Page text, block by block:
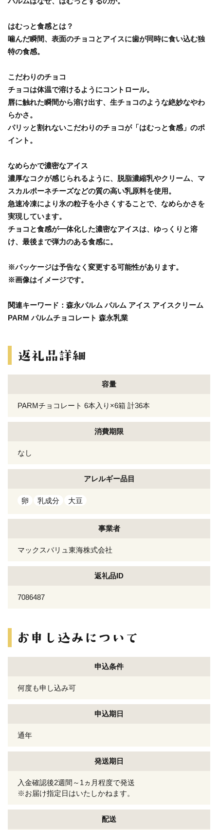
はむっと食感とは？
噛んだ瞬間、表面のチョコとアイスに歯が同時に食い込む独
特の食感。
こだわりのチョコ
チョコは体温で溶けるようにコントロール。
唇に触れた瞬間から溶け出す、生チョコのような絶妙なやわ
らかさ。
パリッと割れないこだわりのチョコが「はむっと食感」のポ
イント。
なめらかで濃密なアイス
濃厚なコクが感じられるように、脱脂濃縮乳やクリーム、マ
スカルポーネチーズなどの質の高い乳原料を使用。
急速冷凍により氷の粒子を小さくすることで、なめらかさを
実現しています。
チョコと食感が一体化した濃密なアイスは、ゆっくりと溶
け、最後まで弾力のある食感に。
※パッケージは予告なく変更する可能性があります。
※画像はイメージです。
関連キーワード：森永パルム パルム アイス アイスクリーム
PARM パルムチョコレート 森永乳業
容量
PARMチョコレート 6本入り×6箱 計36本
消費期限
なし
アレルギー品目
卵 乳成分 大豆
事業者
マックスバリュ東海株式会社
返礼品ID
7086487
申込条件
何度も申し込み可
申込期日
通年
発送期日
入金確認後2週間～1ヵ月程度で発送
※お届け指定日はいたしかねます。
配送